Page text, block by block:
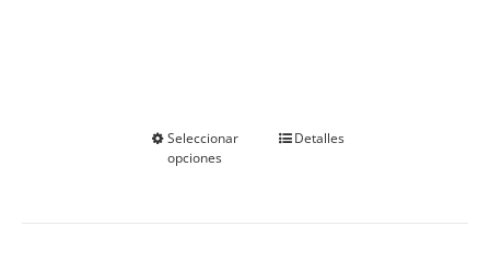
Seleccionar
opciones
EsteDetalles